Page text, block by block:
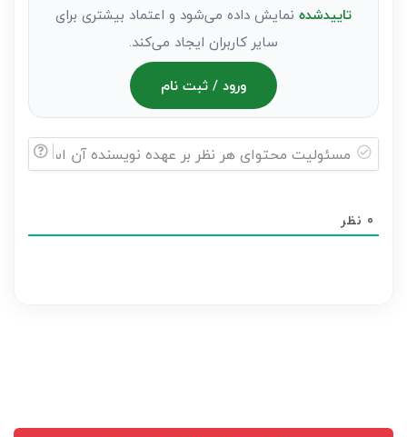
تاییدشده نمایش داده می‌شود و اعتماد بیشتری برای
سایر کاربران ایجاد می‌کند.
ورود / ثبت نام
هر
0 نظر